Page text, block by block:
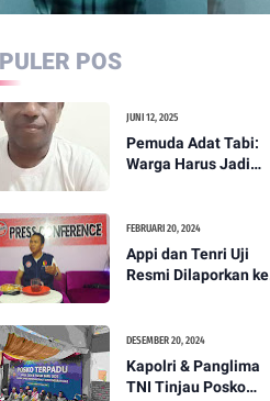
POS
JUNI 12, 2025
Pemuda Adat Tabi:
Warga Harus Jadi
FEBRUARI 20, 2024
Appi dan Tenri Uji
Resmi Dilaporkan ke
DESEMBER 20, 2024
Kapolri & Panglima
TNI Tinjau Posko